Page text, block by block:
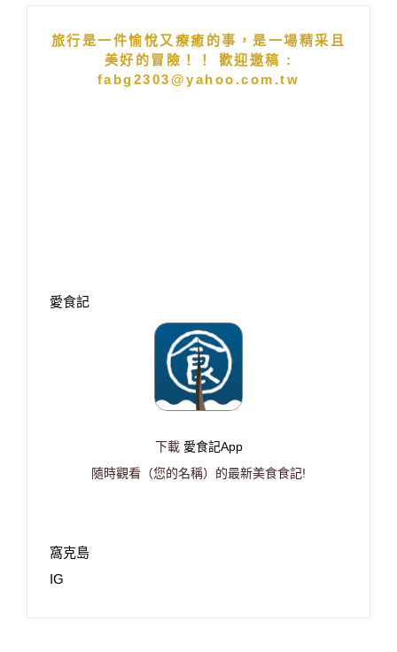
旅行是一件愉悅又療癒的事，是一場精采且
美好的冒險！！ 歡迎邀稿 :
fabg2303@yahoo.com.tw
愛食記
下載 愛食記App
隨時觀看（您的名稱）的最新美食食記!
窩克島
IG